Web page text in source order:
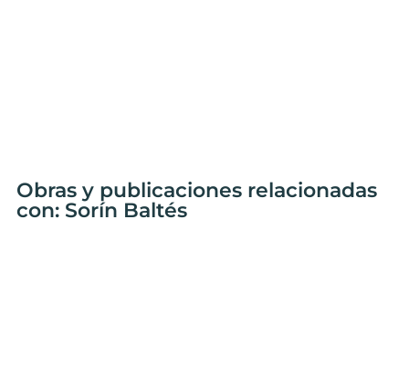
Obras y publicaciones relacionadas
con: Sorín Baltés